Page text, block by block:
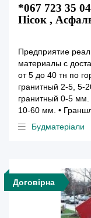
*067 723 35
Пісок ,
Предприятие
материалы с
от 5 до 40 тн по
гранитный 2-5, 5-
гранитный 0-5
10-60 мм. •
Будматеріали
Договірна